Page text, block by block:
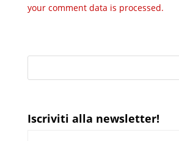
your comment data is processed.
Iscriviti alla newsletter!